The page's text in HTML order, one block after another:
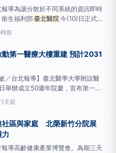
導為讓分散於不同系統的資訊即時
生福利部臺北醫院今(10)日正式
）」，整合全院資訊
」，讓醫療決策更即時，病人照護
前
第一醫療大樓重建 預計2031
／台北報導】臺北醫學大學附設醫
舉辦成立50週年院慶，宣布第一醫
旬啟動重建工程，將推動臺北市首件
計2031年完工。院方表示，重建
的影響。北醫
1天前
社區與家庭 北榮新竹分院展
力
導高齡健康產業博覽會。為期三天